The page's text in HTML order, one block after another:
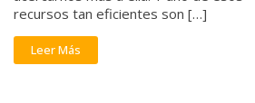
recursos tan eficientes son […]
Leer Más